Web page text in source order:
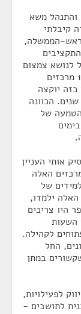
והתנהל משא
קיבלתי
ראש-הממשלה,
תקצה 400,000,000 שקל לנושא צמצום
הפער הדיגיטלי, במסגרת תכנית של הקמת 100 מרכזים
כזה יוקצה
שנים. הכוונה
הטמעה של
אותי העניין
האלה
של
ילמדו,
היו צריכים
השעות
לקהילה.
החל
במתן
לפעילויות,
לתושבים -